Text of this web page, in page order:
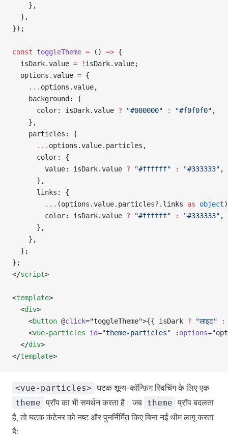
    },
  },
});
const toggleTheme = () => {
  isDark.value
= ! isDark.value;
  options.value
= {
    ...
options.value,
    background: {
      color: isDark.value
? "#000000" : "#f0f0f0" ,
    },
    particles: {
      ...
options.value.particles,
      color: {
        value: isDark.value
? "#ffffff" : "#333333" ,
      },
      links: {
        ...
(options.value.particles?.links as object
        color: isDark.value
? "#ffffff" : "#333333" ,
      },
    },
  };
};
</script>
<template>
  <
div>
    <
button @click="toggleTheme">{{ isDark ? "लाइट" :
    <
vue-particles id="theme-particles" : options="
  </
div>
</template>
<vue-particles> घटक शून्य-कॉन्फ़िग स्विचिंग के लिए एक
theme प्रॉप का भी समर्थन करता है। जब theme प्रॉप बदलता
है, तो घटक कंटेनर को नष्ट और पुनर्निर्मित किए बिना नई थीम लागू करता
है: